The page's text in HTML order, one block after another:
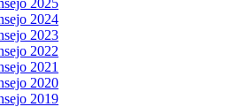
2025
2024
2023
2022
2021
2020
2019